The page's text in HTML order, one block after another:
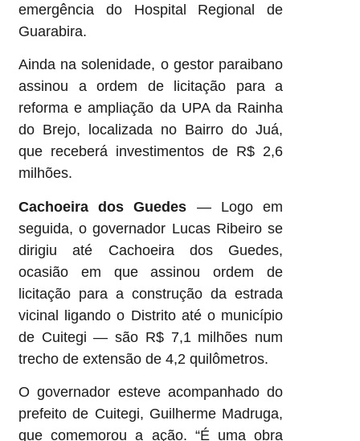
emergência do Hospital Regional de
Guarabira.
Ainda na solenidade, o gestor paraibano
assinou a ordem de licitação para a
reforma e ampliação da UPA da Rainha
do Brejo, localizada no Bairro do Juá,
que receberá investimentos de R$ 2,6
milhões.
Cachoeira dos Guedes — Logo em
seguida, o governador Lucas Ribeiro se
dirigiu até Cachoeira dos Guedes,
ocasião em que assinou ordem de
licitação para a construção da estrada
vicinal ligando o Distrito até o município
de Cuitegi — são R$ 7,1 milhões num
trecho de extensão de 4,2 quilômetros.
O governador esteve acompanhado do
prefeito de Cuitegi, Guilherme Madruga,
que comemorou a ação. “É uma obra